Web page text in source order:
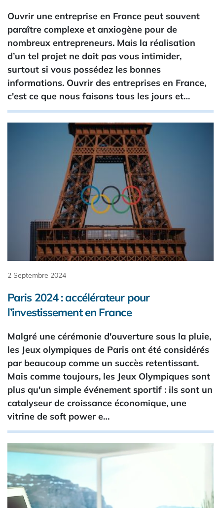
Ouvrir une entreprise en France peut souvent
paraître complexe et anxiogène pour de
nombreux entrepreneurs. Mais la réalisation
d’un tel projet ne doit pas vous intimider,
surtout si vous possédez les bonnes
informations. Ouvrir des entreprises en France,
c'est ce que nous faisons tous les jours et…
2 Septembre 2024
Paris 2024 : accélérateur pour
l’investissement en France
Malgré une cérémonie d'ouverture sous la pluie,
les Jeux olympiques de Paris ont été considérés
par beaucoup comme un succès retentissant.
Mais comme toujours, les Jeux Olympiques sont
plus qu'un simple événement sportif : ils sont un
catalyseur de croissance économique, une
vitrine de soft power e…